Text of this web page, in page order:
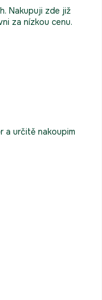
Nakupuji zde již
za nízkou cenu.
a určitě nakoupim